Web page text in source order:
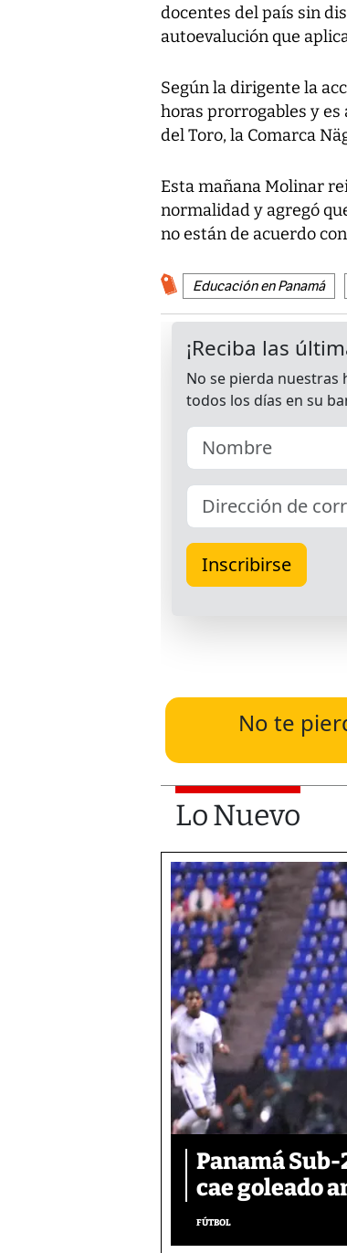
docentes del país sin
autoevalución que
Según la dirigente la
horas prorrogables y es
del Toro, la Comarca
Esta mañana Molinar
normalidad y agregó
no están de acuerdo
Educación en Panamá
No te
Lo Nuevo
Panamá
cae goleado
FÚTBOL